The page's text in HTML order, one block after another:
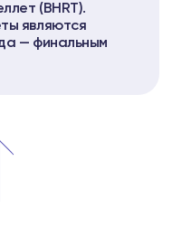
(BHRT).
являются
— финальным